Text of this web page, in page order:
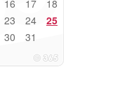
16 17 18
23 24 25
30 31